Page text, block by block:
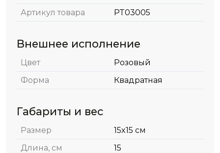
Артикул товара
PT03005
Внешнее исполнение
Цвет
Розовый
Форма
Квадратная
Габариты и вес
Размер
15x15 см
Длина, см
15